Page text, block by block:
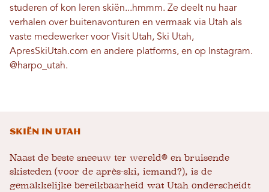
studeren of kon leren skiën...hmmm. Ze deelt nu haar
verhalen over buitenavonturen en vermaak via Utah als
vaste medewerker voor Visit Utah, Ski Utah,
ApresSkiUtah.com en andere platforms, en op Instagram.
@harpo_utah.
Skiën in Utah
Naast de beste sneeuw ter wereld® en bruisende
skisteden (voor de après-ski, iemand?), is de
gemakkelijke bereikbaarheid wat Utah onderscheidt